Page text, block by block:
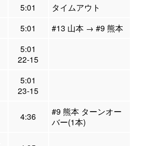
5:01
タイムアウト
5:01
#13 山本 → #9 熊本
5:01
22-15
5:01
23-15
4:36
#9 熊本 ターンオー
バー(1本)